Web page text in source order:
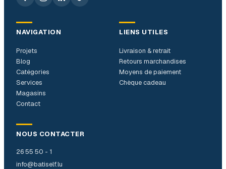
NAVIGATION
Projets
Blog
Catégories
Services
Magasins
Contact
LIENS UTILES
Livraison & retrait
Retours marchandises
Moyens de paiement
Chèque cadeau
NOUS CONTACTER
26 55 50 - 1
info@batiself.lu